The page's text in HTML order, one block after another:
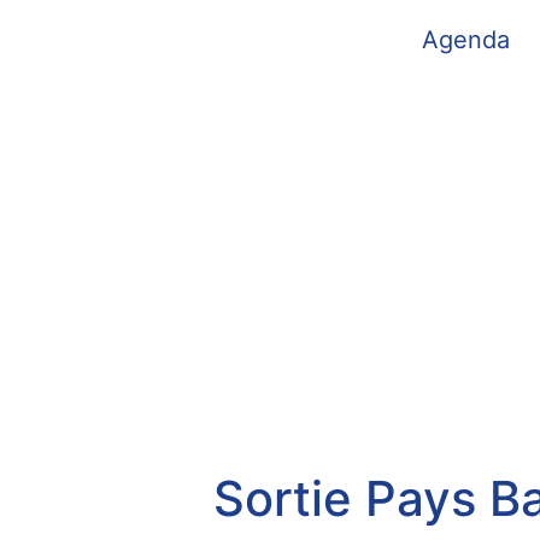
Agenda
Sortie Pays